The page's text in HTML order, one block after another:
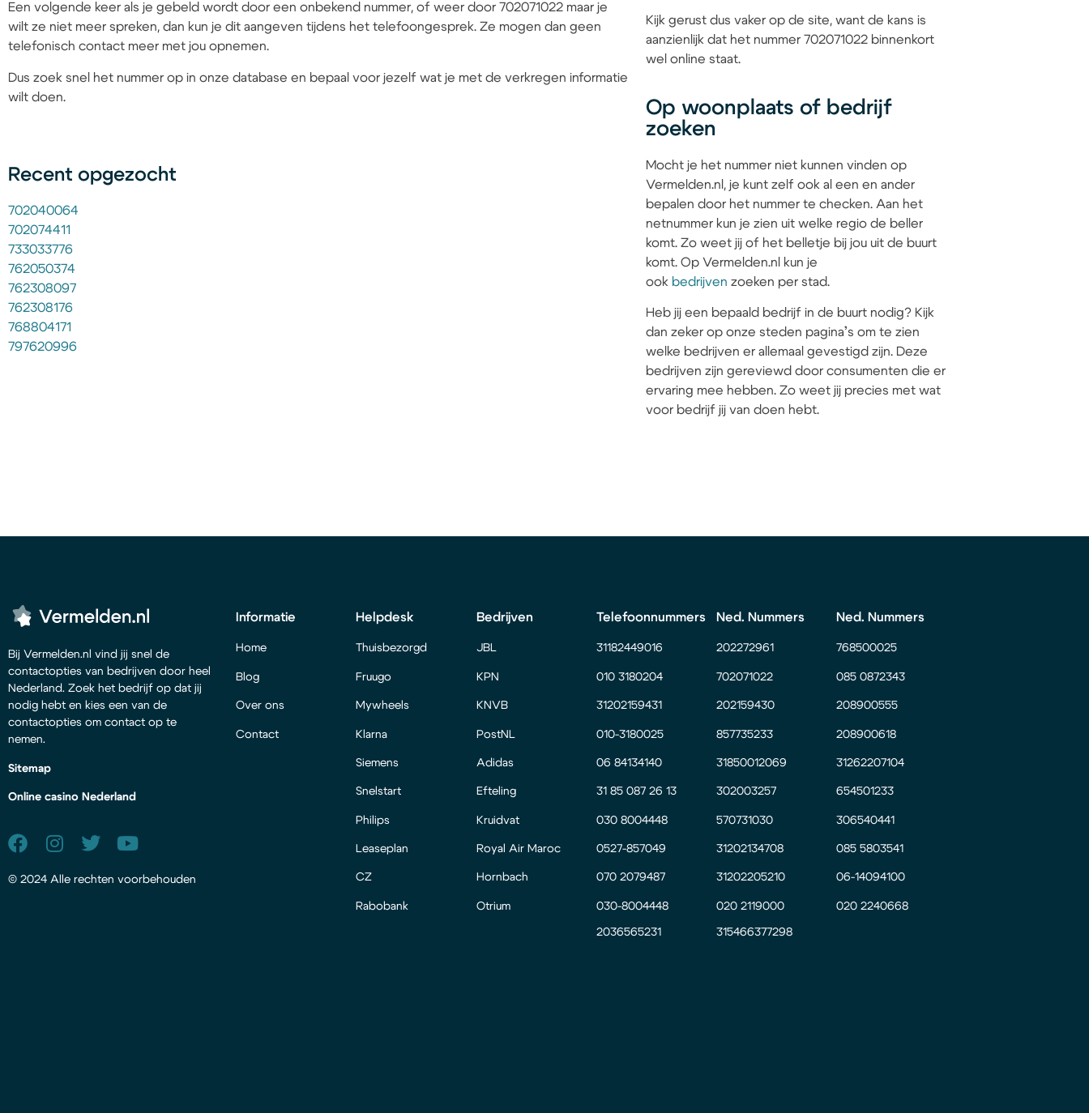
Een volgende keer als je gebeld wordt door een onbekend nummer, of weer door 702071022 maar je
wilt ze niet meer spreken, dan kun je dit aangeven tijdens het telefoongesprek. Ze mogen dan geen
telefonisch contact meer met jou opnemen.
Dus zoek snel het nummer op in onze database en bepaal voor jezelf wat je met de verkregen informatie
wilt doen.
Recent opgezocht
702040064
702074411
733033776
762050374
762308097
762308176
768804171
797620996
Kijk gerust dus vaker op de site, want de kans is
aanzienlijk dat het nummer 702071022 binnenkort
wel online staat.
Op woonplaats of bedrijf
zoeken
Mocht je het nummer niet kunnen vinden op
Vermelden.nl, je kunt zelf ook al een en ander
bepalen door het nummer te checken. Aan het
netnummer kun je zien uit welke regio de beller
komt. Zo weet jij of het belletje bij jou uit de buurt
komt. Op Vermelden.nl kun je
ook bedrijven zoeken per stad.
Heb jij een bepaald bedrijf in de buurt nodig? Kijk
dan zeker op onze steden pagina’s om te zien
welke bedrijven er allemaal gevestigd zijn. Deze
bedrijven zijn gereviewd door consumenten die er
ervaring mee hebben. Zo weet jij precies met wat
voor bedrijf jij van doen hebt.
Bij Vermelden.nl vind jij snel de
contactopties van bedrijven door heel
Nederland. Zoek het bedrijf op dat jij
nodig hebt en kies een van de
contactopties om contact op te
nemen.
Sitemap
Online casino Nederland
© 2024 Alle rechten voorbehouden
Informatie
Home
Blog
Over ons
Contact
Helpdesk
Thuisbezorgd
Fruugo
Mywheels
Klarna
Siemens
Snelstart
Philips
Leaseplan
CZ
Rabobank
Bedrijven
JBL
KPN
KNVB
PostNL
Adidas
Efteling
Kruidvat
Royal Air Maroc
Hornbach
Otrium
Telefoonnummers
31182449016
010 3180204
31202159431
010-3180025
06 84134140
31 85 087 26 13
030 8004448
0527-857049
070 2079487
030-8004448
2036565231
Ned. Nummers
202272961
702071022
202159430
857735233
31850012069
302003257
570731030
31202134708
31202205210
020 2119000
315466377298
Ned. Nummers
768500025
085 0872343
208900555
208900618
31262207104
654501233
306540441
085 5803541
06-14094100
020 2240668